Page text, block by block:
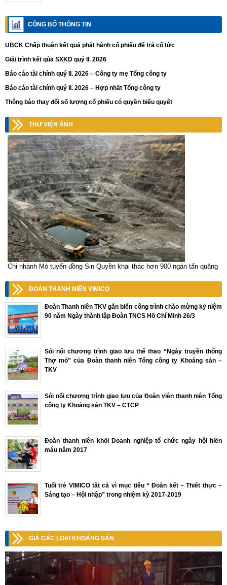
CÔNG BỐ THÔNG TIN
UBCK Chấp thuận kết quả phát hành cổ phiếu để trả cổ tức
Giải trình kết qủa SXKD quý II. 2026
Báo cáo tài chính quý II. 2026 – Công ty mẹ Tổng công ty
Báo cáo tài chính quý II. 2026 – Hợp nhất Tổng công ty
Thông báo thay đổi số lượng cổ phiếu có quyền biểu quyết
THƯ VIỆN ẢNH
Chi nhánh Mỏ tuyển đồng Sin Quyền khai thác hơn 900 ngàn tấn quặng
ĐOÀN THANH NIÊN VIMICO
Đoàn Thanh niên TKV gắn biển công trình chào mừng kỷ niệm
90 năm Ngày thành lập Đoàn TNCS Hồ Chí Minh 26/3
Sôi nổi chương trình giao lưu thể thao “Ngày truyền thống
Thợ mỏ” của Đoàn thanh niên Tổng công ty Khoáng sản –
TKV
Sôi nổi chương trình giao lưu của Đoàn viên thanh niên Tổng
công ty Khoáng sản TKV – CTCP
Đoàn thanh niên khối Doanh nghiệp tổ chức ngày hội hiến
máu năm 2017
Tuổi trẻ VIMICO tất cả vì mục tiêu “ Đoàn kết – Thiết thực –
Sáng tạo – Hội nhập” trong nhiệm kỳ 2017-2019
GIÁ CÁC LOẠI KHOÁNG SẢN